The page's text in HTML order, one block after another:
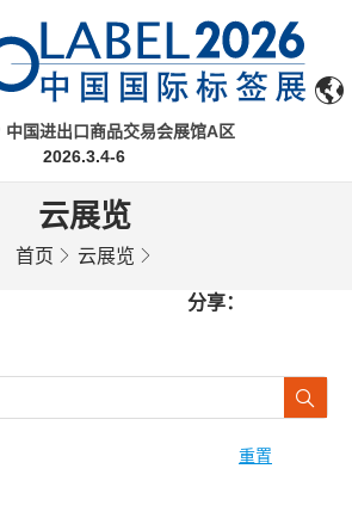
中国进出口商品交易会展馆A区
2026.3.4-6
云展览
首页 云展览
分享：
重置